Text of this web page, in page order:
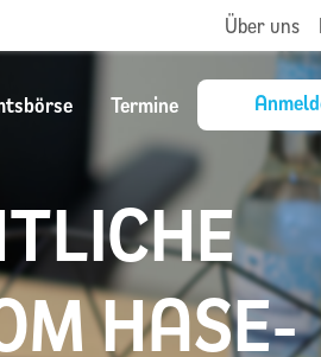
Über uns
Termine
HASE-